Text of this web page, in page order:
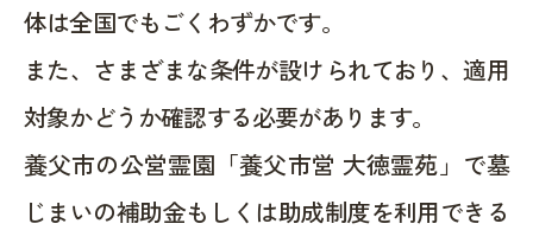
体は全国でもごくわずかです。
また、さまざまな条件が設けられており、適用
対象かどうか確認する必要があります。
養父市の公営霊園「養父市営 大徳霊苑」で墓
じまいの補助金もしくは助成制度を利用できる